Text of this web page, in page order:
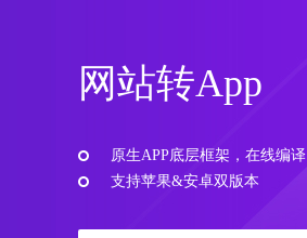
网站转App
原生APP底层框架，在线编译
支持苹果&安卓双版本